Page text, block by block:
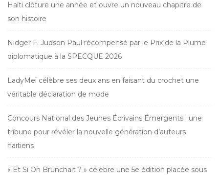
Haïti clôture une année et ouvre un nouveau chapitre de
son histoire
Nidger F. Judson Paul récompensé par le Prix de la Plume
diplomatique à la SPECQUE 2026
LadyMeï célèbre ses deux ans en faisant du crochet une
véritable déclaration de mode
Concours National des Jeunes Écrivains Émergents : une
tribune pour révéler la nouvelle génération d’auteurs
haïtiens
« Et Si On Brunchait ? » célèbre une 5e édition placée sous